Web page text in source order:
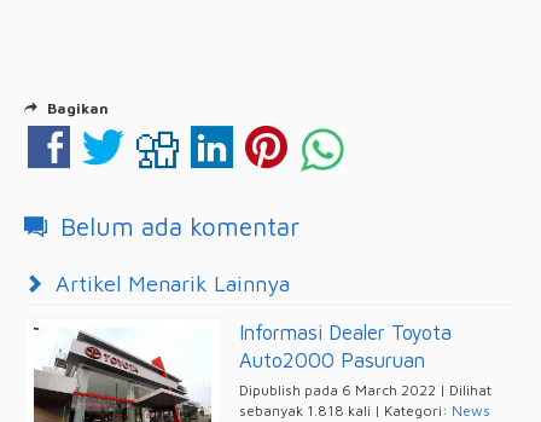
Bagikan
Belum ada komentar
Artikel Menarik Lainnya
Informasi Dealer Toyota
Auto2000 Pasuruan
Dipublish pada 6 March 2022 | Dilihat
sebanyak 1.818 kali | Kategori: News